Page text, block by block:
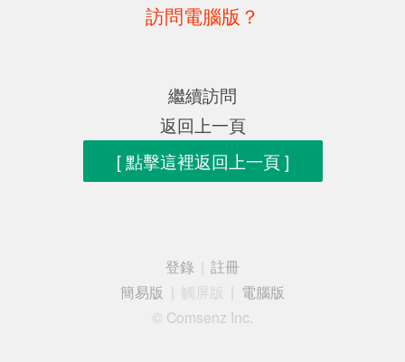
訪問電腦版？
繼續訪問
返回上一頁
[ 點擊這裡返回上一頁 ]
登錄
註冊
簡易版
觸屏版
電腦版
© Comsenz Inc.